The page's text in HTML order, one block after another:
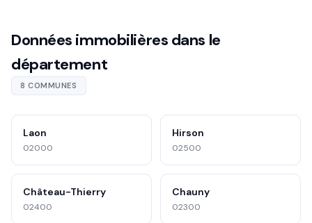
Données immobilières dans le
département
8 COMMUNES
Laon
02000
Hirson
02500
Château-Thierry
02400
Chauny
02300